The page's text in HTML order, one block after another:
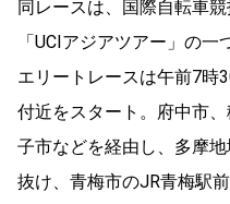
同レースは、国際自転車
「UCIアジアツアー」の
エリートレースは午前7時
付近をスタート。府中市
子市などを経由し、多摩
抜け、青梅市のJR青梅駅